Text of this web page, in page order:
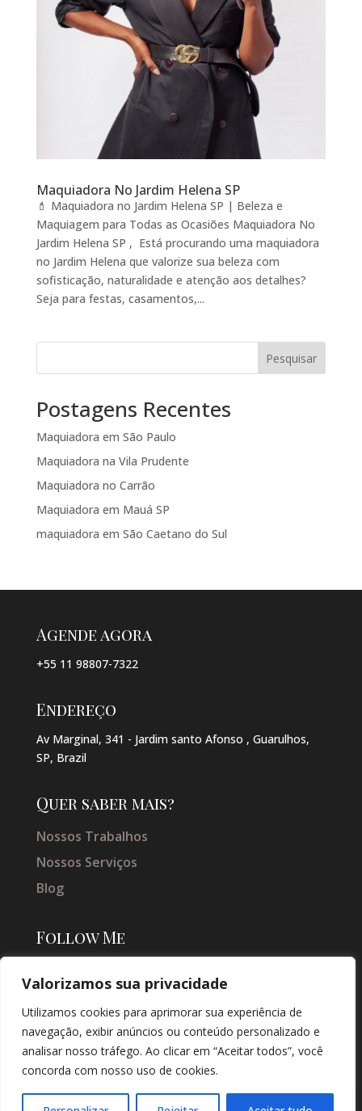
Valorizamos sua privacidade
Utilizamos cookies para aprimorar sua experiência de
navegação, exibir anúncios ou conteúdo personalizado e
analisar nosso tráfego. Ao clicar em “Aceitar todos”, você
concorda com nosso uso de cookies.
Maquiadora No Jardim Helena SP
💄 Maquiadora no Jardim Helena SP | Beleza e
Maquiagem para Todas as Ocasiões Maquiadora No
Jardim Helena SP , Está procurando uma maquiadora
no Jardim Helena que valorize sua beleza com
sofisticação, naturalidade e atenção aos detalhes?
Seja para festas, casamentos,...
Pesquisar
Postagens Recentes
Maquiadora em São Paulo
Maquiadora na Vila Prudente
Maquiadora no Carrão
Maquiadora em Mauá SP
maquiadora em São Caetano do Sul
Agende agora
+55 11 98807-7322
Endereço
Av Marginal, 341 - Jardim santo Afonso , Guarulhos,
SP, Brazil
Quer saber mais?
Nossos Trabalhos
Nossos Serviços
Blog
Follow Me
SOLUÇÕES DIGITAIS |
CRIAÇÃO DE SITES